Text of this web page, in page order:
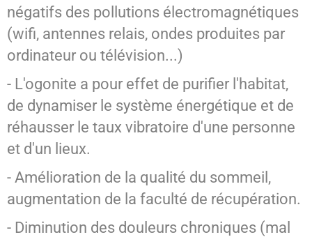
négatifs des pollutions électromagnétiques
(wifi, antennes relais, ondes produites par
ordinateur ou télévision...)
- L'ogonite a pour effet de purifier l'habitat,
de dynamiser le système énergétique et de
réhausser le taux vibratoire d'une personne
et d'un lieux.
- Amélioration de la qualité du sommeil,
augmentation de la faculté de récupération.
- Diminution des douleurs chroniques (mal